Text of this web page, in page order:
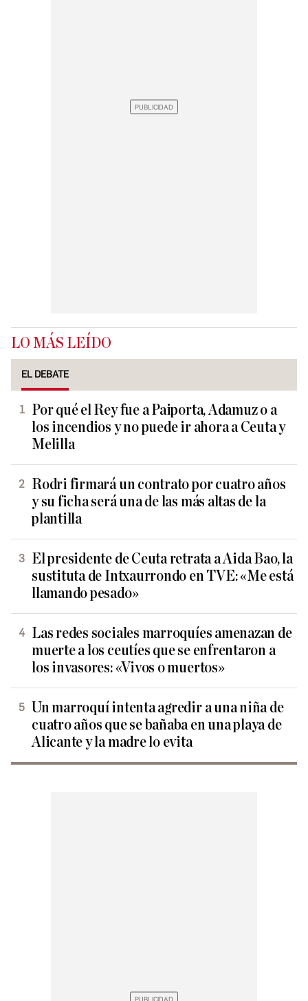
LO MÁS LEÍDO
EL DEBATE
Por qué el Rey fue a Paiporta, Adamuz o a
los incendios y no puede ir ahora a Ceuta y
Melilla
Rodri firmará un contrato por cuatro años
y su ficha será una de las más altas de la
plantilla
El presidente de Ceuta retrata a Aida Bao, la
sustituta de Intxaurrondo en TVE: «Me está
llamando pesado»
Las redes sociales marroquíes amenazan de
muerte a los ceutíes que se enfrentaron a
los invasores: «Vivos o muertos»
Un marroquí intenta agredir a una niña de
cuatro años que se bañaba en una playa de
Alicante y la madre lo evita